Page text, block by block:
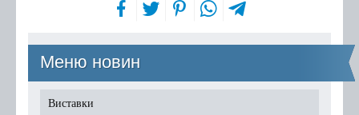
Меню новин
Виставки